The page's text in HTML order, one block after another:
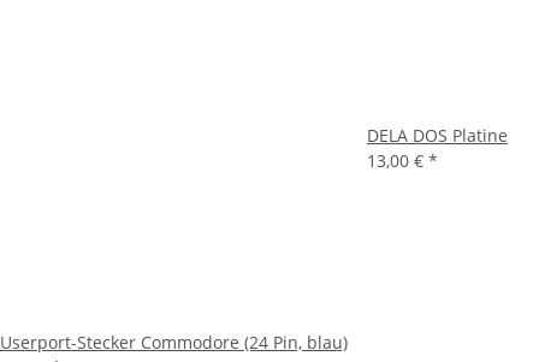
Userport-Stecker Commodore (24 Pin, blau)
DELA DOS Platine
13,00 € *